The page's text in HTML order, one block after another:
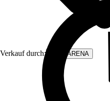
Verkauf durch: WALLARENA